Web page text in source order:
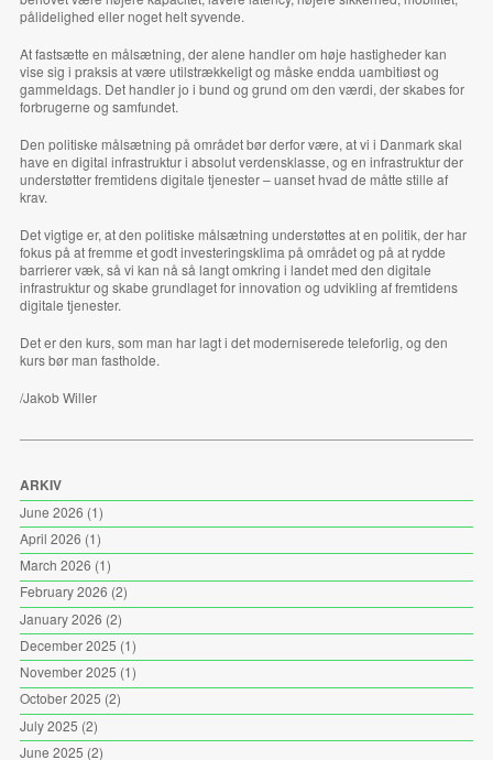
pålidelighed eller noget helt syvende.
At fastsætte en målsætning, der alene handler om høje hastigheder kan
vise sig i praksis at være utilstrækkeligt og måske endda uambitiøst og
gammeldags. Det handler jo i bund og grund om den værdi, der skabes for
forbrugerne og samfundet.
Den politiske målsætning på området bør derfor være, at vi i Danmark skal
have en digital infrastruktur i absolut verdensklasse, og en infrastruktur der
understøtter fremtidens digitale tjenester – uanset hvad de måtte stille af
krav.
Det vigtige er, at den politiske målsætning understøttes at en politik, der har
fokus på at fremme et godt investeringsklima på området og på at rydde
barrierer væk, så vi kan nå så langt omkring i landet med den digitale
infrastruktur og skabe grundlaget for innovation og udvikling af fremtidens
digitale tjenester.
Det er den kurs, som man har lagt i det moderniserede teleforlig, og den
kurs bør man fastholde.
/Jakob Willer
ARKIV
June 2026 (1)
April 2026 (1)
March 2026 (1)
February 2026 (2)
January 2026 (2)
December 2025 (1)
November 2025 (1)
October 2025 (2)
July 2025 (2)
June 2025 (2)